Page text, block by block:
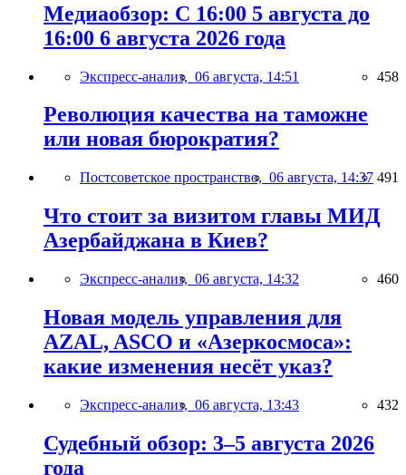
Медиаобзор: С 16:00 5 августа до
16:00 6 августа 2026 года
Экспресс-анализ, 06 августа, 14:51 458
Революция качества на таможне
или новая бюрократия?
Постсоветское пространство, 06 августа, 14:37 491
Что стоит за визитом главы МИД
Азербайджана в Киев?
Экспресс-анализ, 06 августа, 14:32 460
Новая модель управления для
AZAL, ASCO и «Азеркосмоса»:
какие изменения несёт указ?
Экспресс-анализ, 06 августа, 13:43 432
Судебный обзор: 3–5 августа 2026
года